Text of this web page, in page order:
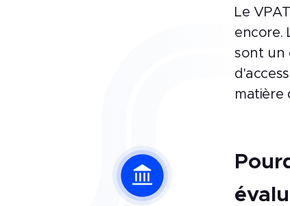
Le
encore.
sont un
matière